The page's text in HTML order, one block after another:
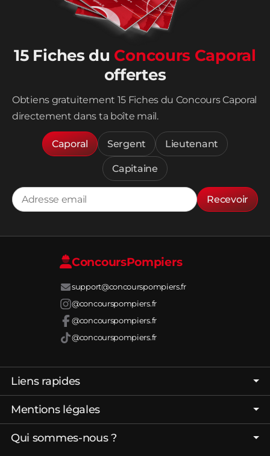
15 Fiches du Concours Caporal
offertes
Obtiens gratuitement 15 Fiches du Concours Caporal
directement dans ta boîte mail.
Caporal Sergent Lieutenant
Capitaine
Recevoir
ConcoursPompiers
support@concourspompiers.fr
@concourspompiers.fr
@concourspompiers.fr
@concourspompiers.fr
Liens rapides
Page d'accueil
Forum
Réussir son Concours Pompiers
Mentions légales
C.G.V. - C.G.U.
Qui sommes-nous ?